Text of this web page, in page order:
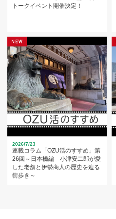
トークイベント開催決定！
2026/7/23
連載コラム「OZU活のすすめ」第
26回～日本橋編 小津安二郎が愛
した老舗と伊勢商人の歴史を辿る
街歩き～